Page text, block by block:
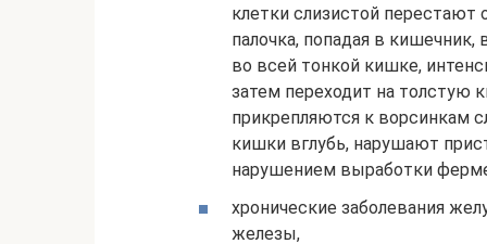
клетки слизистой перестают
палочка, попадая в
во всей тонкой кишке,
затем переходит на толстую
прикрепляются к ворсинкам
кишки вглубь, нарушают
нарушением выработки
хронические заболевания
железы,